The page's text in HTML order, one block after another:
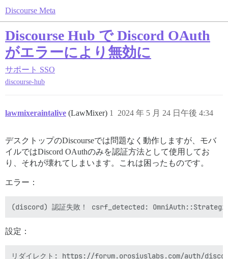
Discourse Meta
Discourse Hub で Discord OAuth
がエラーにより無効に
サポート SSO
discourse-hub
lawmixeraintalive (LawMixer) 2024 年 5 月 24 日午後 4:34
1
デスクトップのDiscourseでは問題なく動作しますが、モバ
イルではDiscord OAuthのみを認証方法として使用してお
り、それが壊れてしまいます。これは困ったものです。
エラー：
設定：